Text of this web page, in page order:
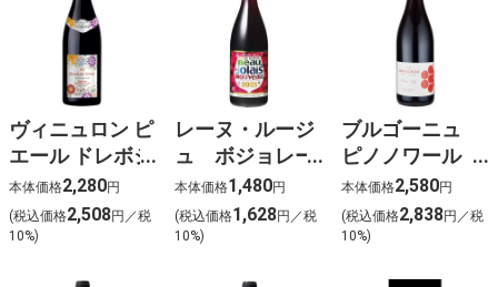
ヴィニュロン ピ
エール ドレボジ
ョレーヌーヴォ
ー【v-1】
本体価格2,280円
(税込価格2,508円／税
10%)
レーヌ・ルージ
ュ ボジョレー
PET【v-2】
本体価格1,480円
(税込価格1,628円／税
10%)
ブルゴーニュ
ピノノワール
【v-3】
本体価格2,580円
(税込価格2,838円／税
10%)